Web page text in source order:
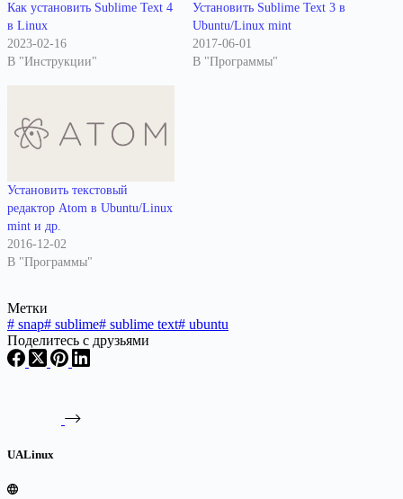
Как установить Sublime Text 4
в Linux
2023-02-16
В "Инструкции"
Установить Sublime Text 3 в
Ubuntu/Linux mint
2017-06-01
В "Программы"
Установить текстовый
редактор Atom в Ubuntu/Linux
mint и др.
2016-12-02
В "Программы"
Метки
# snap# sublime# sublime text# ubuntu
Поделитесь с друзьями
UALinux